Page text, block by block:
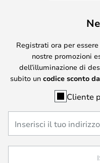
Registrati ora per
nostre promozioni
dell’illuminazione di
subito un codice sconto da
Cliente